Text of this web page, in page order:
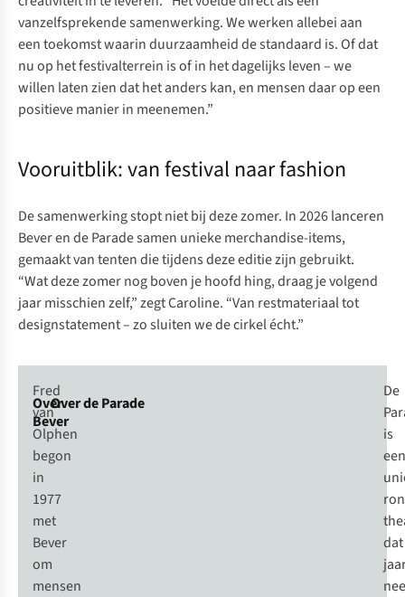
vanzelfsprekende samenwerking. We werken allebei aan
een toekomst waarin duurzaamheid de standaard is. Of dat
nu op het festivalterrein is of in het dagelijks leven – we
willen laten zien dat het anders kan, en mensen daar op een
positieve manier in meenemen.”
Vooruitblik: van festival naar fashion
De samenwerking stopt niet bij deze zomer. In 2026 lanceren
Bever en de Parade samen unieke merchandise-items,
gemaakt van tenten die tijdens deze editie zijn gebruikt.
“Wat deze zomer nog boven je hoofd hing, draag je volgend
jaar misschien zelf,” zegt Caroline. “Van restmateriaal tot
designstatement – zo sluiten we de cirkel écht.”
Over
Bever
Fred
van
Olphen
begon
in
1977
met
Bever
om
mensen
Over de Parade
De
is
een
dat